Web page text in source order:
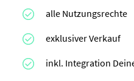
alle Nutzungsrechte
exklusiver Verkauf
inkl. Integration